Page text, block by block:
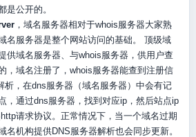
是公开的。
，域名服务器相对于whois服务器大家熟
名服务器是整个网站访问的基础。 顶级域
供域名服务器、与whois服务器，供用户查
，域名注册了，whois服务器能查到注册信
析，在dns服务器（域名服务器）中会有记
，通过dns服务器，找到对应ip，然后站点ip
请求协议。正常情况下，当一个域名过期
名机构提供DNS服务器解析也会同步更新。